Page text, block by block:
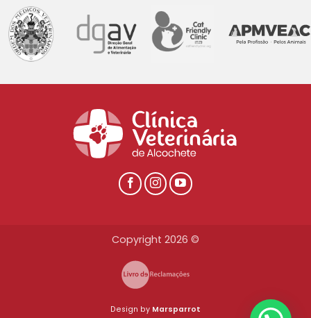
Copyright 2026 ©
Design by Marsparrot